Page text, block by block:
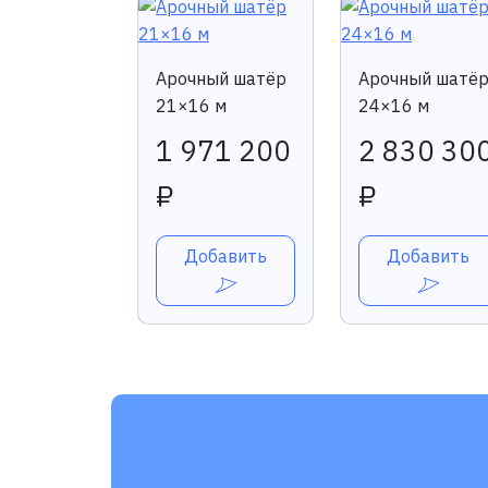
Арочный шатёр
21×16 м
1 971 200
₽
Добавить
Арочный шатёр
24×16 м
2 830
₽
Добавить